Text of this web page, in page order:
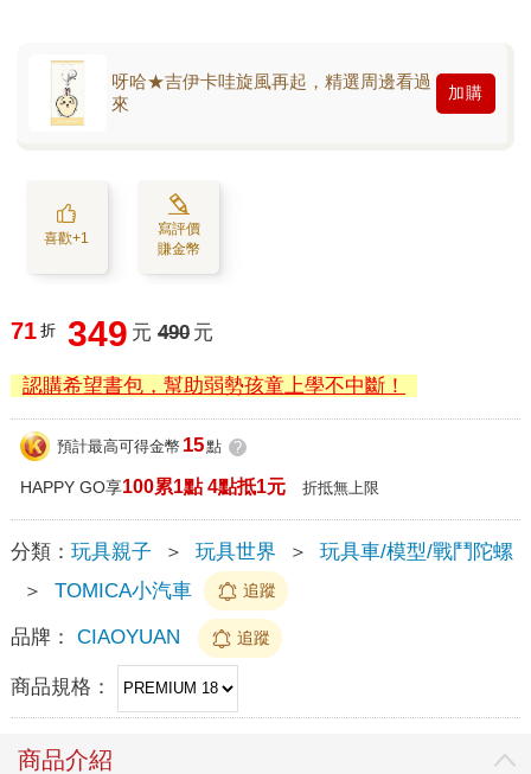
呀哈★吉伊卡哇旋風再起，精選周邊看過
來
加購
喜歡+1
寫評價
賺金幣
71 折 349 元 490 元
認購希望書包，幫助弱勢孩童上學不中斷！
預計最高可得金幣 15點 ?
HAPPY GO享100累1點 4點抵1元 折抵無上限
分類： 玩具親子 ＞ 玩具世界 ＞
玩具車/模型/戰鬥陀螺
＞
TOMICA小汽車 追蹤
品牌： CIAOYUAN 追蹤
商品規格：
商品介紹